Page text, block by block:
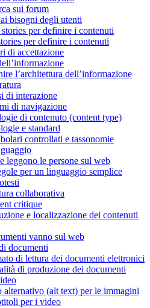
sui forum
bisogni degli utenti
per definire i contenuti
per definire i contenuti
di accettazione
l’architettura dell’informazione
di interazione
di navigazione
di contenuto (content type)
e standard
controllati e tassonomie
leggono le persone sul web
per un linguaggio semplice
collaborativa
critique
e localizzazione dei contenuti
vanno sul web
documenti
di lettura dei documenti elettronici
di produzione dei documenti
alternativo (alt text) per le immagini
per i video